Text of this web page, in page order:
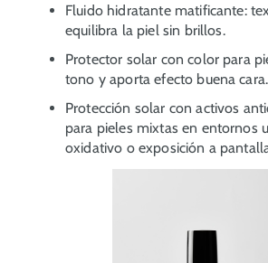
Fluido hidratante matificante:
equilibra la piel sin brillos.
Protector solar con color para
tono y aporta efecto buena cara.
Protección solar con activos
para pieles mixtas en entornos
oxidativo o exposición a